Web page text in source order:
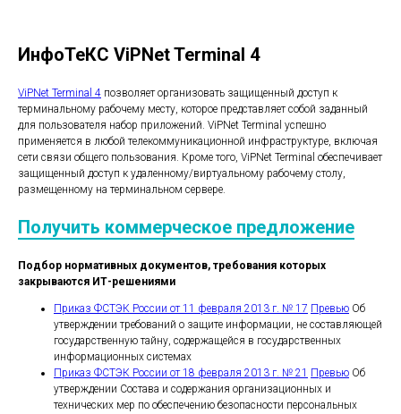
ИнфоТеКС ViPNet Terminal 4
ViPNet Terminal 4 позволяет организовать защищенный доступ к
терминальному рабочему месту, которое представляет собой заданный
для пользователя набор приложений. ViPNet Terminal успешно
применяется в любой телекоммуникационной инфраструктуре, включая
сети связи общего пользования. Кроме того, ViPNet Terminal обеспечивает
защищенный доступ к удаленному/виртуальному рабочему столу,
размещенному на терминальном сервере.
Получить коммерческое предложение
Подбор нормативных документов, требования которых
закрываются ИТ-решениями
Приказ ФСТЭК России от 11 февраля 2013 г. № 17 Превью Об
утверждении требований о защите информации, не составляющей
государственную тайну, содержащейся в государственных
информационных системах
Приказ ФСТЭК России от 18 февраля 2013 г. № 21 Превью Об
утверждении Состава и содержания организационных и
технических мер по обеспечению безопасности персональных